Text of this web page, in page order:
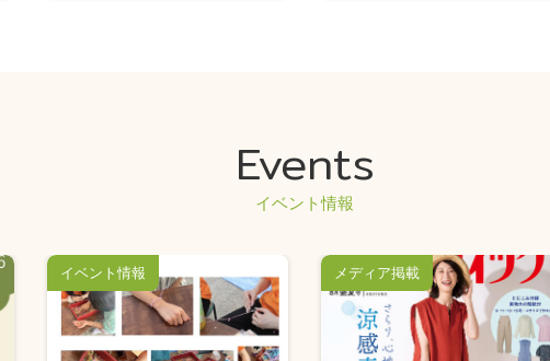
Events
イベント情報
イベント情報 メディア掲載